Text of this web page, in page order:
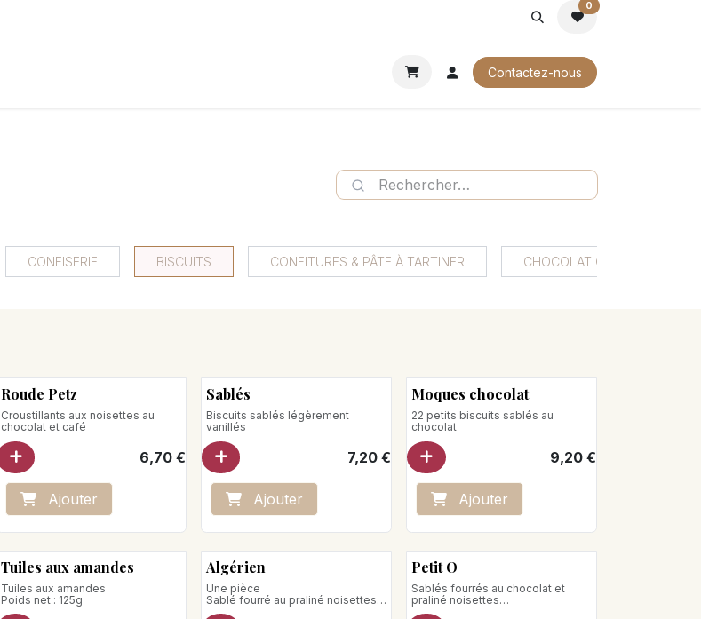
0
Contactez-nous
CONFISERIE BISCUITS CONFITURES & PÂTE À TARTINER CHOCOLAT CHAUD
Roude Petz
Croustillants aux noisettes au
chocolat et café
6,70€
Ajouter
Sablés
Biscuits sablés légèrement
vanillés
7,20€
Ajouter
Moques chocolat
22 petits biscuits sablés au
chocolat
9,20€
Ajouter
Tuiles aux amandes
Tuiles aux amandes
Poids net : 125g
Algérien
Une pièce
Sablé fourré au praliné noisettes
Poids net : 50g
Petit O
Sablés fourrés au chocolat et
praliné noisettes
Boîte de 12 pièces